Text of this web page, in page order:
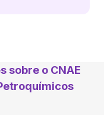
sobre o CNAE